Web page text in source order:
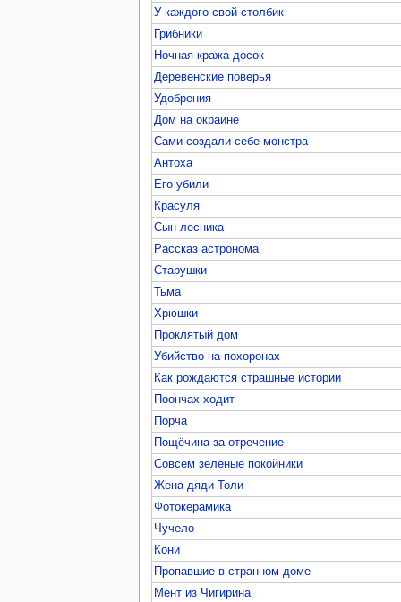
У каждого свой столбик
Грибники
Ночная кража досок
Деревенские поверья
Удобрения
Дом на окраине
Сами создали себе монстра
Антоха
Его убили
Красуля
Сын лесника
Рассказ астронома
Старушки
Тьма
Хрюшки
Проклятый дом
Убийство на похоронах
Как рождаются страшные истории
Поончах ходит
Порча
Пощёчина за отречение
Совсем зелёные покойники
Жена дяди Толи
Фотокерамика
Чучело
Кони
Пропавшие в странном доме
Мент из Чигирина